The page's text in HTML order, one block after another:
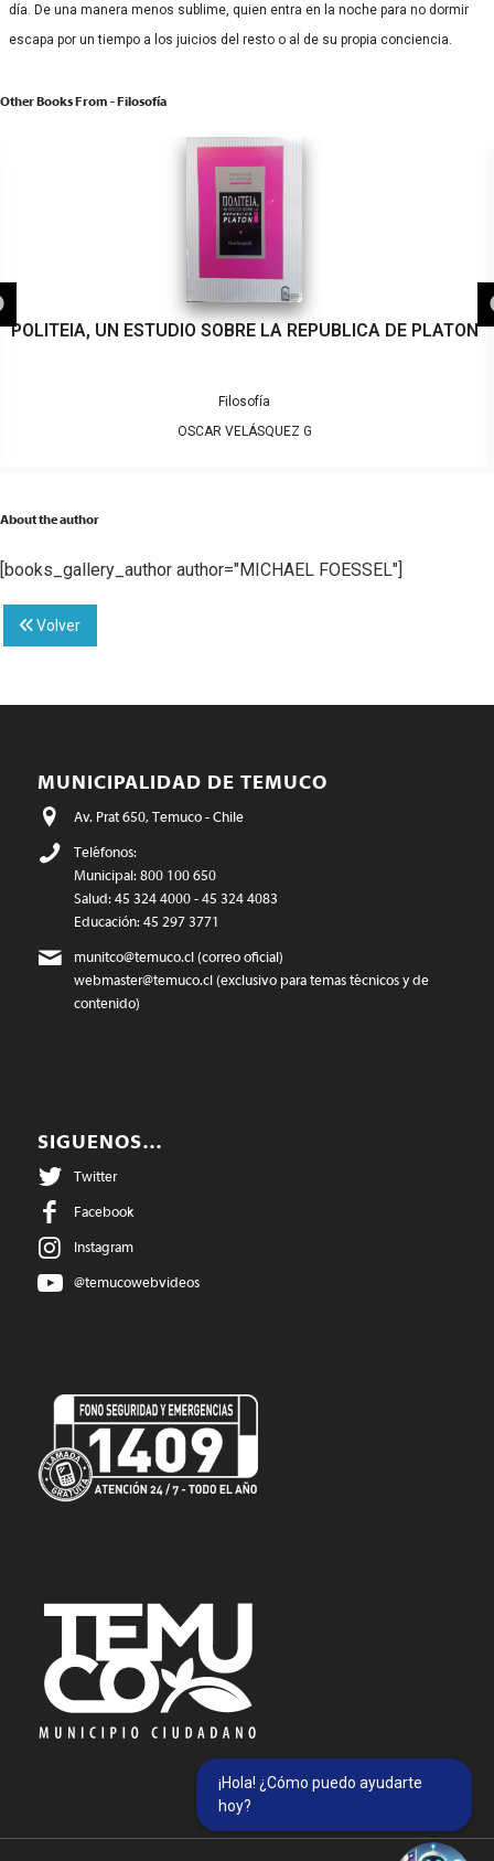
día. De una manera menos sublime, quien entra en la noche para no dormir
escapa por un tiempo a los juicios del resto o al de su propia conciencia.
Other Books From - Filosofía
POLITEIA, UN ESTUDIO SOBRE LA REPUBLICA DE PLATON
Filosofía
OSCAR VELÁSQUEZ G
About the author
[books_gallery_author author="MICHAEL FOESSEL"]
Volver
MUNICIPALIDAD DE TEMUCO
Av. Prat 650, Temuco - Chile
Teléfonos:
Municipal: 800 100 650
Salud: 45 324 4000 - 45 324 4083
Educación: 45 297 3771
munitco@temuco.cl(correo oficial)
webmaster@temuco.cl(exclusivo para temas técnicos y de
contenido)
SIGUENOS…
Twitter
Facebook
Instagram
@temucowebvideos
¡Hola! ¿Cómo puedo ayudarte
hoy?